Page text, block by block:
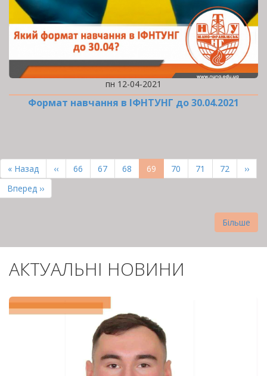
пн 12-04-2021
Формат навчання в ІФНТУНГ до 30.04.2021
НА
СТОРІНКИ
Перша
сторінка
« Назад
Попередня
сторінка
‹‹ Page
66 Page
67 Page
68
Поточна
сторінка
69 Page
70 Page
71 Page
72
››
Остання
сторінка
Вперед ››
Більше
АКТУАЛЬНІ НОВИНИ